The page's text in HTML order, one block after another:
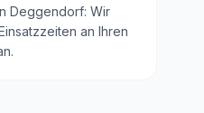
Deggendorf: Wir
an Ihren